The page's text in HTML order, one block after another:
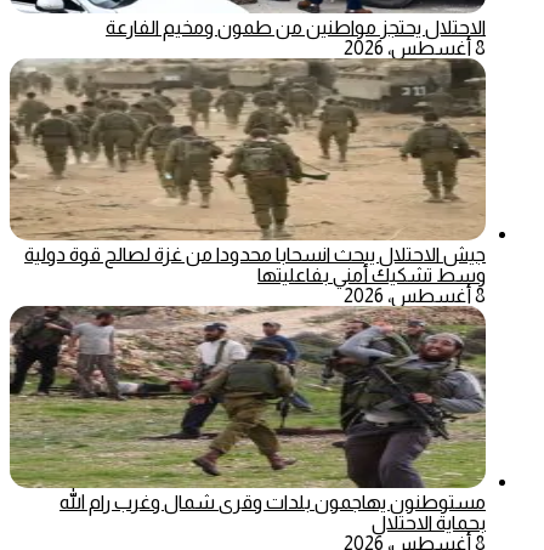
الاحتلال يحتجز مواطنين من طمون ومخيم الفارعة
8 أغسطس، 2026
جيش الاحتلال يبحث انسحابا محدودا من غزة لصالح قوة دولية
وسط تشكيك أمني بفاعليتها
8 أغسطس، 2026
مستوطنون يهاجمون بلدات وقرى شمال وغرب رام الله
بحماية الاحتلال
8 أغسطس، 2026